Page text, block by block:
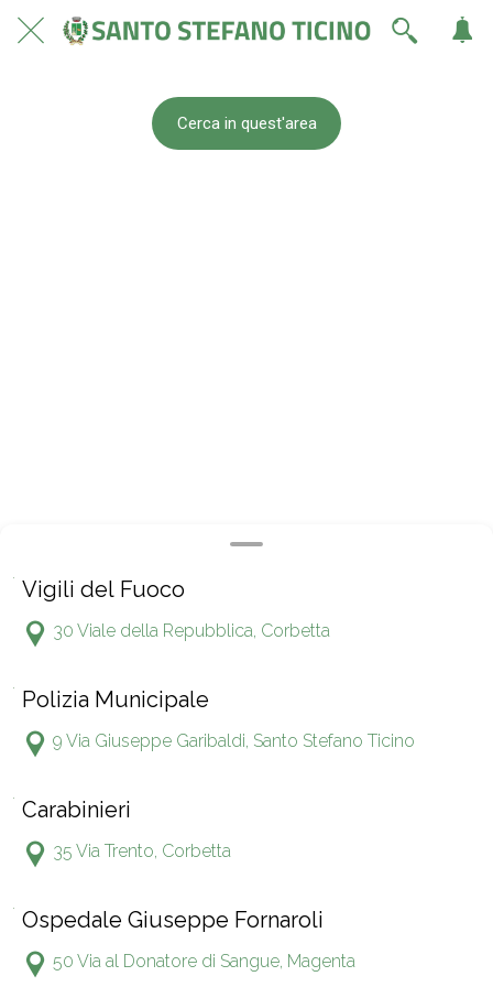
Vigili del Fuoco
30 Viale della Repubblica, Corbetta
Polizia Municipale
9 Via Giuseppe Garibaldi, Santo Stefano Ticino
Carabinieri
35 Via Trento, Corbetta
Ospedale Giuseppe Fornaroli
50 Via al Donatore di Sangue, Magenta
Cerca in quest'area